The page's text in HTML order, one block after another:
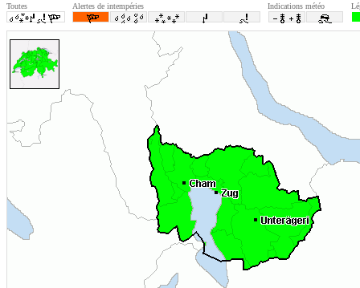
Toutes Alertes de intempéries Indications météo